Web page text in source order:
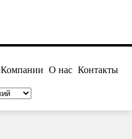
Компании О нас Контакты